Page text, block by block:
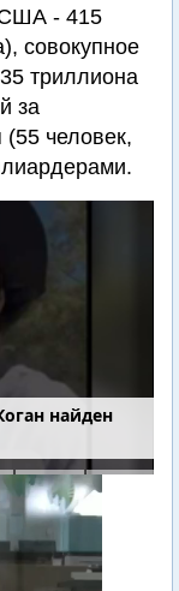
США - 415
совокупное
триллиона
за
человек,
найден